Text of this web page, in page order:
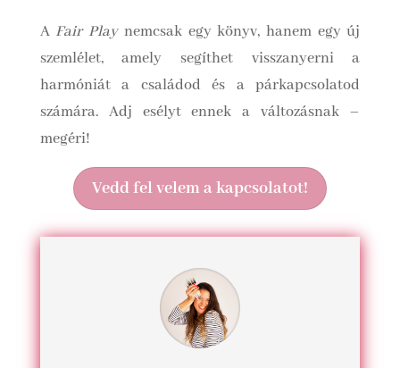
A Fair Playnemcsak egy könyv, hanem egy új
szemlélet, amely segíthet visszanyerni a
harmóniát a családod és a párkapcsolatod
számára. Adj esélyt ennek a változásnak –
megéri!
Vedd fel velem a kapcsolatot!